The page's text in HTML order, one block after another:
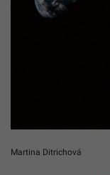
Martina Ditrichová